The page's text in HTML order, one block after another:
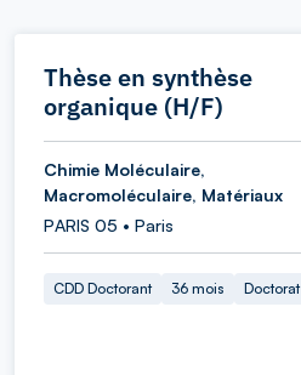
Thèse en synthèse
organique (H/F)
Chimie Moléculaire,
Macromoléculaire, Matériaux
PARIS 05 • Paris
CDD Doctorant 36 mois Doctorat